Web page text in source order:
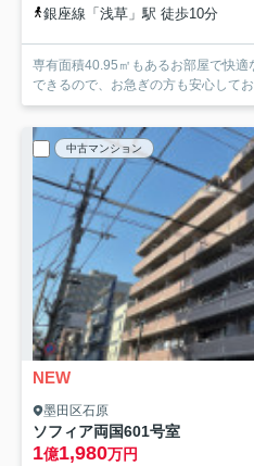
銀座線「浅草」駅 徒歩10分
専有面積40.95㎡もあるお部屋で快
できるので、お急ぎの方も安心して
中古マンション
NEW
墨田区石原
ソフィア両国601号室
1億1,980万円